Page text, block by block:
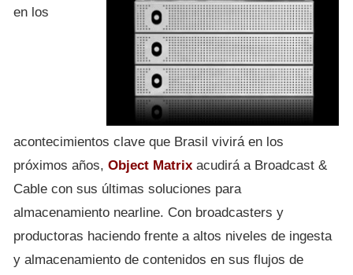
en los
acontecimientos clave que Brasil vivirá en los
próximos años, Object Matrix acudirá a Broadcast &
Cable con sus últimas soluciones para
almacenamiento nearline. Con broadcasters y
productoras haciendo frente a altos niveles de ingesta
y almacenamiento de contenidos en sus flujos de